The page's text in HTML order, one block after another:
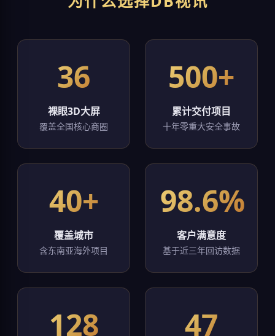
36
裸眼3D大屏
覆盖全国核心商圈
500+
累计交付项目
十年零重大安全事故
40+
覆盖城市
含东南亚海外项目
98.6%
客户满意度
基于近三年回访数据
128 47